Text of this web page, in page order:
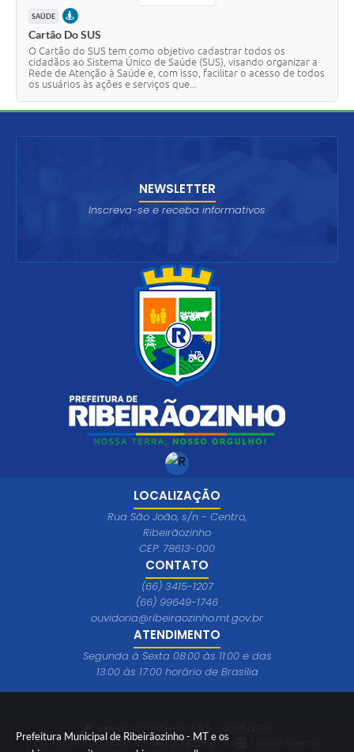
Prefeitura Municipal de Ribeirãozinho - MT e os
SAÚDE PRESENCIAL
Cartão Do SUS
O Cartão do SUS tem como objetivo cadastrar todos os
cidadãos ao Sistema Único de Saúde (SUS), visando organizar a
Rede de Atenção à Saúde e, com isso, facilitar o acesso de todos
os usuários às ações e serviços que...
LOCALIZAÇÃO
Rua São João, s/n - Centro,
Ribeirãozinho
CEP: 78613-000
CONTATO
(66) 3415-1207
(66) 99649-1746
ouvidoria@ribeiraozinho.mt.gov.br
ATENDIMENTO
Segunda à Sexta 08:00 às 11:00 e das
13:00 às 17:00 horário de Brasília
NEWSLETTER
Inscreva-se e receba informativos
Portal atualizado em:05/08/2026 07:57